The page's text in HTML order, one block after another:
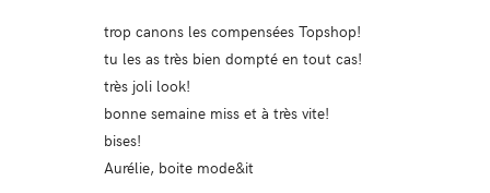
trop canons les compensées Topshop!
tu les as très bien dompté en tout cas!
très joli look!
bonne semaine miss et à très vite!
bises!
Aurélie, boite mode&it